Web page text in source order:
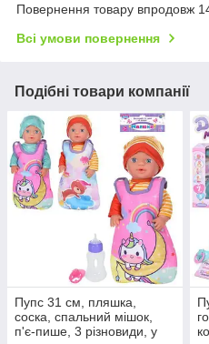
Повернення товару впродовж
Всі умови повернення
Подібні товари компанії
Пупс 31 см, пляшка,
соска, спальний мішок,
п'є-пише, 3 різновиди, у